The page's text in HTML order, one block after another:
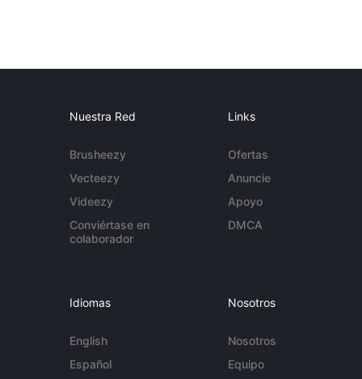
Nuestra Red
Brusheezy
Vecteezy
Videezy
Conviértase en
colaborador
Links
Ofertas
Anuncie
Apoyo
DMCA
Idiomas
English
Español
Nosotros
Nosotros
Equipo